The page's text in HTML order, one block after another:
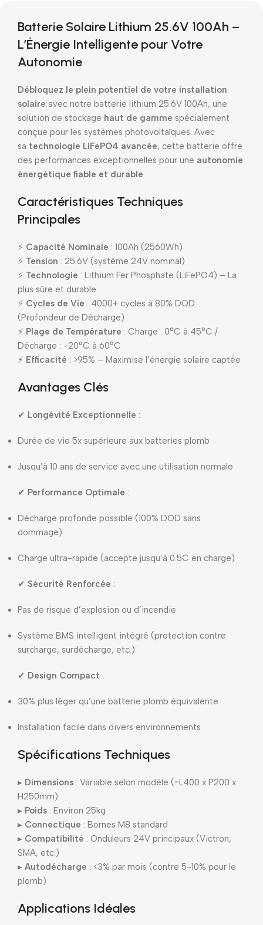
Batterie Solaire Lithium 25.6V 100Ah –
L’Énergie Intelligente pour Votre
Autonomie
Débloquez le plein potentiel de votre installation
solaire avec notre batterie lithium 25.6V 100Ah, une
solution de stockage haut de gamme spécialement
conçue pour les systèmes photovoltaïques. Avec
sa technologie LiFePO4 avancée, cette batterie offre
des performances exceptionnelles pour une autonomie
énergétique fiable et durable.
Caractéristiques Techniques
Principales
⚡ Capacité Nominale : 100Ah (2560Wh)
⚡ Tension : 25.6V (système 24V nominal)
⚡ Technologie : Lithium Fer Phosphate (LiFePO4) – La
plus sûre et durable
⚡ Cycles de Vie : 4000+ cycles à 80% DOD
(Profondeur de Décharge)
⚡ Plage de Température : Charge : 0°C à 45°C /
Décharge : -20°C à 60°C
⚡ Efficacité : >95% – Maximise l’énergie solaire captée
Avantages Clés
✔ Longévité Exceptionnelle :
Durée de vie 5x supérieure aux batteries plomb
Jusqu’à 10 ans de service avec une utilisation normale
✔ Performance Optimale :
Décharge profonde possible (100% DOD sans
dommage)
Charge ultra-rapide (accepte jusqu’à 0.5C en charge)
✔ Sécurité Renforcée :
Pas de risque d’explosion ou d’incendie
Système BMS intelligent intégré (protection contre
surcharge, surdécharge, etc.)
✔ Design Compact :
30% plus léger qu’une batterie plomb équivalente
Installation facile dans divers environnements
Spécifications Techniques
▸ Dimensions : Variable selon modèle (~L400 x P200 x
H250mm)
▸ Poids : Environ 25kg
▸ Connectique : Bornes M8 standard
▸ Compatibilité : Onduleurs 24V principaux (Victron,
SMA, etc.)
▸ Autodécharge : <3% par mois (contre 5-10% pour le
plomb)
Applications Idéales